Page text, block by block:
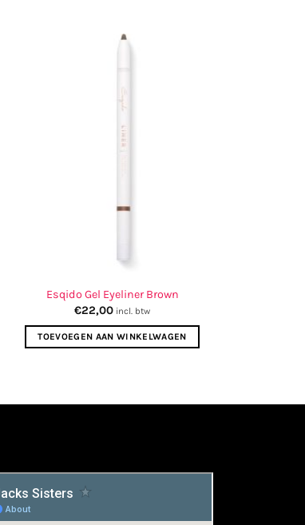
Esqido Gel Eyeliner Brown
€22,00 incl. btw
TOEVOEGEN AAN WINKELWAGEN